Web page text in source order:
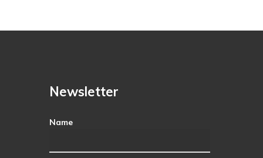
Newsletter
Name